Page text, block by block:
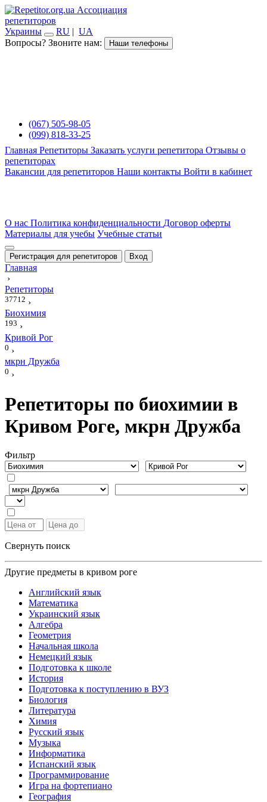
Ассоциация
репетиторов
Украины
RU | UA
Вопросы? Звоните нам:
Наши телефоны
(067) 505-98-05
(099) 818-33-25
Главная Репетиторы Заказать услуги репетитора Отзывы о
репетиторах
Вакансии для репетиторов Наши контакты Войти в кабинет
О нас Политика конфиденциальности Договор оферты
Материалы для учебы Учебные статьи
Регистрация для репетиторов Вход
Главная
›
Репетиторы
37712 ›
Биохимия
193 ›
Кривой Рог
0 ›
мкрн Дружба
0 ›
Репетиторы по биохимии в
Кривом Роге, мкрн Дружба
Фильтр
Свернуть поиск
Другие предметы в кривом роге
Английский язык
Математика
Украинский язык
Алгебра
Геометрия
Начальная школа
Немецкий язык
Подготовка к школе
История
Подготовка к поступлению в ВУЗ
Биология
Литература
Химия
Русский язык
Музыка
Информатика
Испанский язык
Программирование
Игра на фортепиано
География